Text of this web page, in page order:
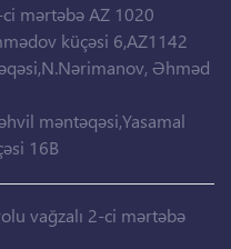
mərtəbə AZ 1020
küçəsi 6,AZ1142
Əhməd
məntəqəsi,Yasamal
16B
vağzalı 2-ci mərtəbə